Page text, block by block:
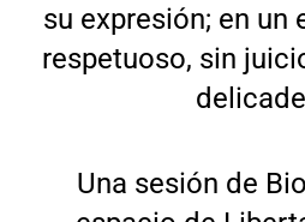
su expresión; en un
respetuoso, sin
Una sesión de